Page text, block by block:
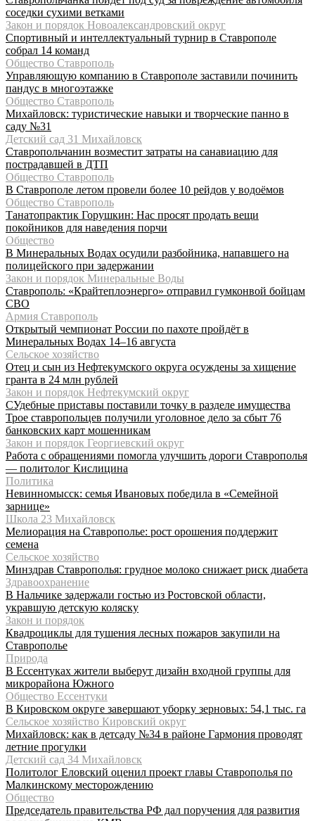
соседки сухими ветками
Закон и порядок Новоалександровский округ
Спортивный и интеллектуальный турнир в Ставрополе
собрал 14 команд
Общество Ставрополь
Управляющую компанию в Ставрополе заставили починить
пандус в многоэтажке
Общество Ставрополь
Михайловск: туристические навыки и творческие панно в
саду №31
Детский сад 31 Михайловск
Ставропольчанин возместит затраты на санавиацию для
пострадавшей в ДТП
Общество Ставрополь
В Ставрополе летом провели более 10 рейдов у водоёмов
Общество Ставрополь
Танатопрактик Горушкин: Нас просят продать вещи
покойников для наведения порчи
Общество
В Минеральных Водах осудили разбойника, напавшего на
полицейского при задержании
Закон и порядок Минеральные Воды
Ставрополь: «Крайтеплоэнерго» отправил гумконвой бойцам
СВО
Армия Ставрополь
Открытый чемпионат России по пахоте пройдёт в
Минеральных Водах 14–16 августа
Сельское хозяйство
Отец и сын из Нефтекумского округа осуждены за хищение
гранта в 24 млн рублей
Закон и порядок Нефтекумский округ
СУдебные приставы поставили точку в разделе имущества
Трое ставропольцев получили уголовное дело за сбыт 76
банковских карт мошенникам
Закон и порядок Георгиевский округ
Работа с обращениями помогла улучшить дороги Ставрополья
— политолог Кислицина
Политика
Невинномысск: семья Ивановых победила в «Семейной
зарнице»
Школа 23 Михайловск
Мелиорация на Ставрополье: рост орошения поддержит
семена
Сельское хозяйство
Минздрав Ставрополья: грудное молоко снижает риск диабета
Здравоохранение
В Нальчике задержали гостью из Ростовской области,
укравшую детскую коляску
Закон и порядок
Квадроциклы для тушения лесных пожаров закупили на
Ставрополье
Природа
В Ессентуках жители выберут дизайн входной группы для
микрорайона Южного
Общество Ессентуки
В Кировском округе завершают уборку зерновых: 54,1 тыс. га
Сельское хозяйство Кировский округ
Михайловск: как в детсаду №34 в районе Гармония проводят
летние прогулки
Детский сад 34 Михайловск
Политолог Еловский оценил проект главы Ставрополья по
Малкинскому месторождению
Общество
Председатель правительства РФ дал поручения для развития